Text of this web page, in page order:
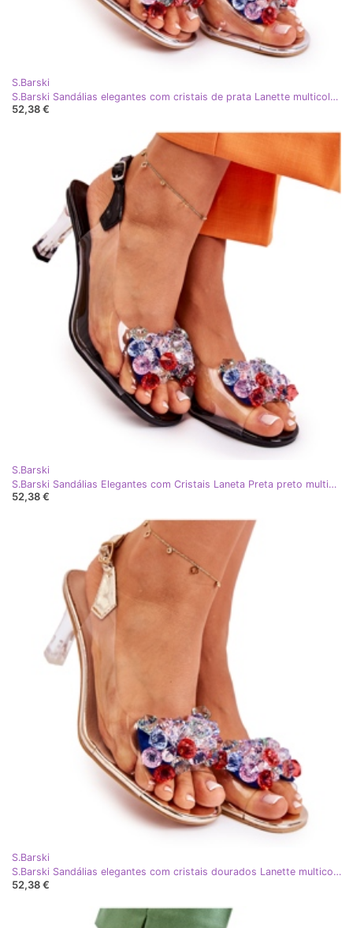
S.Barski
S.Barski Sandálias elegantes com cristais de prata Lanette multicolorido
52,38 €
S.Barski
S.Barski Sandálias Elegantes com Cristais Laneta Preta preto multicolorido
52,38 €
S.Barski
S.Barski Sandálias elegantes com cristais dourados Lanette multicolorido
52,38 €